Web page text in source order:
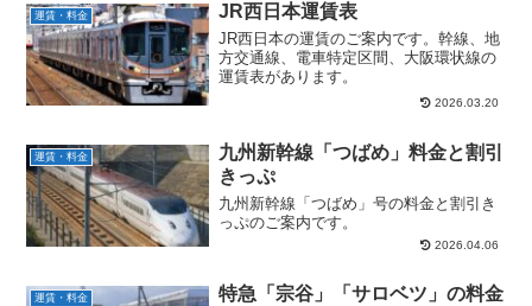
運賃・料金 JR西日本運賃表
JR西日本の運賃のご案内です。幹線、地
方交通線、電車特定区間、大阪環状線の
運賃表があります。
2026.03.20
運賃・料金
九州新幹線「つばめ」料金と割引
きっぷ
九州新幹線「つばめ」号の料金と割引き
っぷのご案内です。
2026.04.06
運賃・料金
特急「宗谷」「サロベツ」の料金